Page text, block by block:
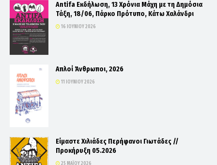
Antifa Εκδήλωση, 13 Χρόνια Μάχη με τη Δημόσια
Τάξη, 18/06, Πάρκο Πρότυπο, Κάτω Χαλάνδρι
16 ΙΟΥΝΊΟΥ 2026
Απλοί Άνθρωποι, 2026
11 ΙΟΥΝΊΟΥ 2026
Είμαστε Χιλιάδες Περήφανοι Γιωτάδες //
Προκήρυξη 05.2026
25 ΜΑΪ́ΟΥ 2026